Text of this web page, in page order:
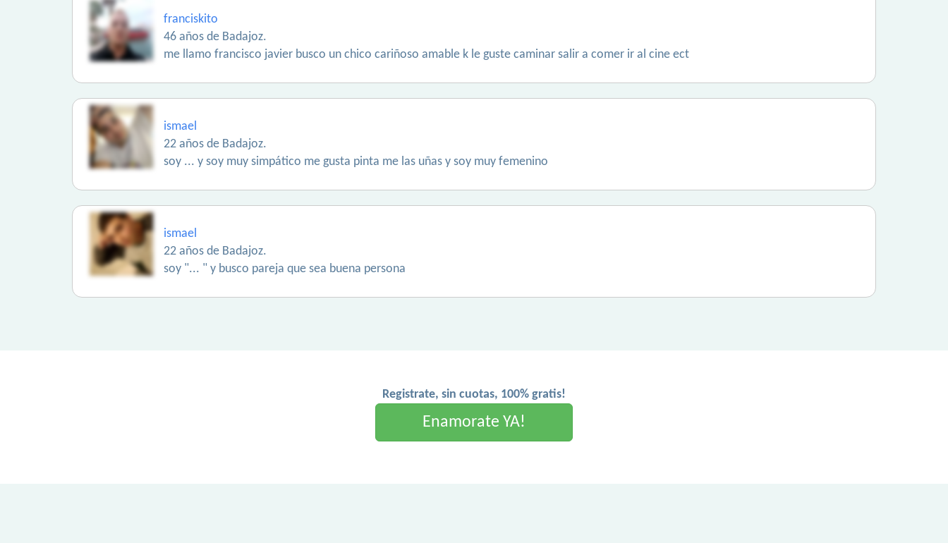
franciskito
46 años de Badajoz.
me llamo francisco javier busco un chico cariñoso amable k le guste caminar salir a comer ir al cine ect
ismael
22 años de Badajoz.
soy ... y soy muy simpático me gusta pinta me las uñas y soy muy femenino
ismael
22 años de Badajoz.
soy "... " y busco pareja que sea buena persona
Registrate, sin cuotas, 100% gratis!
Enamorate YA!